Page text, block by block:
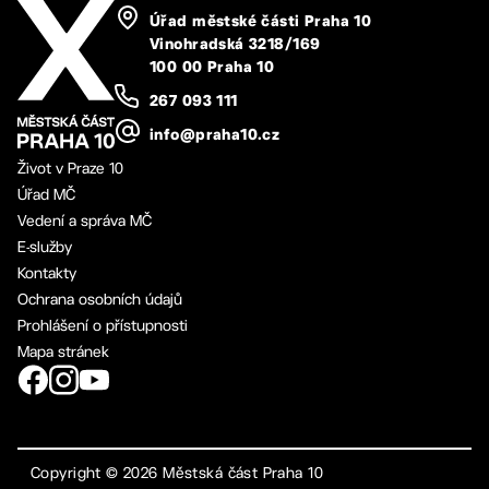
Úřad městské části Praha 10
Vinohradská 3218/169
100 00 Praha 10
267 093 111
info@praha10.cz
Život v Praze 10
Úřad MČ
Vedení a správa MČ
E-služby
Kontakty
Ochrana osobních údajů
Prohlášení o přístupnosti
Mapa stránek
Copyright ©2026 Městská část Praha 10